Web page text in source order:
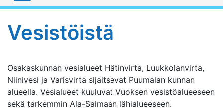
Vesistöistä
Osakaskunnan vesialueet Hätinvirta, Luukkolanvirta,
Niinivesi ja Varisvirta sijaitsevat Puumalan kunnan
alueella. Vesialueet kuuluvat Vuoksen vesistöalueeseen
sekä tarkemmin Ala-Saimaan lähialueeseen.